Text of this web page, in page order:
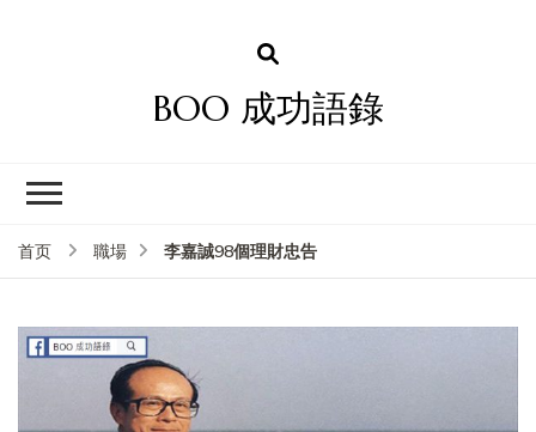
BOO 成功語錄
首页 職場 李嘉誠98個理財忠告